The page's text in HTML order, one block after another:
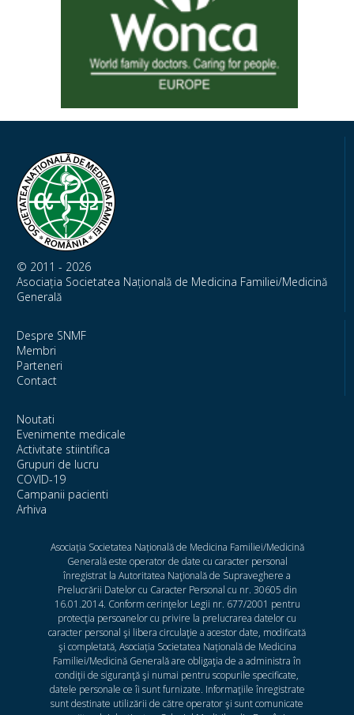
© 2011 - 2026
Asociația Societatea Națională de Medicina Familiei/Medicină
Generală
Despre SNMF
Membri
Parteneri
Contact
Noutati
Evenimente medicale
Activitate stiintifica
Grupuri de lucru
COVID-19
Campanii pacienti
Arhiva
Asociația Societatea Națională de Medicina Familiei/Medicină
Generală este operator de date cu caracter personal
înregistrat la Autoritatea Naţională de Supraveghere a
Prelucrării Datelor cu Caracter Personal cu nr. 30605 din
16.01.2014. Conform cerinţelor Legii nr. 677/2001 pentru
protecţia persoanelor cu privire la prelucrarea datelor cu
caracter personal şi libera circulaţie a acestor date, modificată
şi completată, Asociația Societatea Națională de Medicina
Familiei/Medicină Generală are obligaţia de a administra în
condiţii de siguranţă şi numai pentru scopurile specificate,
datele personale ce îi sunt furnizate. Informaţiile înregistrate
sunt destinate utilizării de către operator şi sunt comunicate